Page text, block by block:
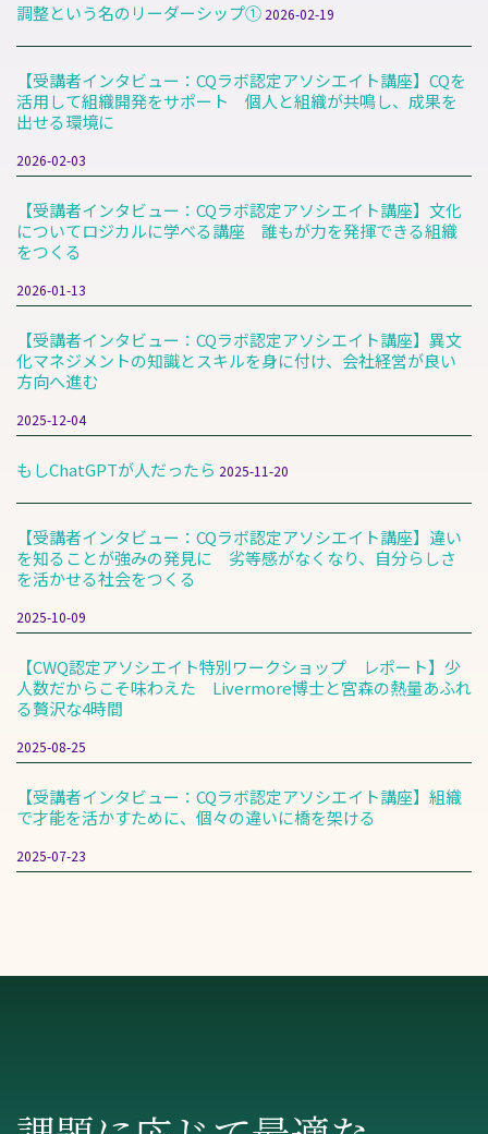
調整という名のリーダーシップ① 2026-02-19
【受講者インタビュー：CQラボ認定アソシエイト講座】CQを
活用して組織開発をサポート 個人と組織が共鳴し、成果を
出せる環境に
2026-02-03
【受講者インタビュー：CQラボ認定アソシエイト講座】文化
についてロジカルに学べる講座 誰もが力を発揮できる組織
をつくる
2026-01-13
【受講者インタビュー：CQラボ認定アソシエイト講座】異文
化マネジメントの知識とスキルを身に付け、会社経営が良い
方向へ進む
2025-12-04
もしChatGPTが人だったら 2025-11-20
【受講者インタビュー：CQラボ認定アソシエイト講座】違い
を知ることが強みの発見に 劣等感がなくなり、自分らしさ
を活かせる社会をつくる
2025-10-09
【CWQ認定アソシエイト特別ワークショップ レポート】少
人数だからこそ味わえた Livermore博士と宮森の熱量あふれ
る贅沢な4時間
2025-08-25
【受講者インタビュー：CQラボ認定アソシエイト講座】組織
で才能を活かすために、個々の違いに橋を架ける
2025-07-23